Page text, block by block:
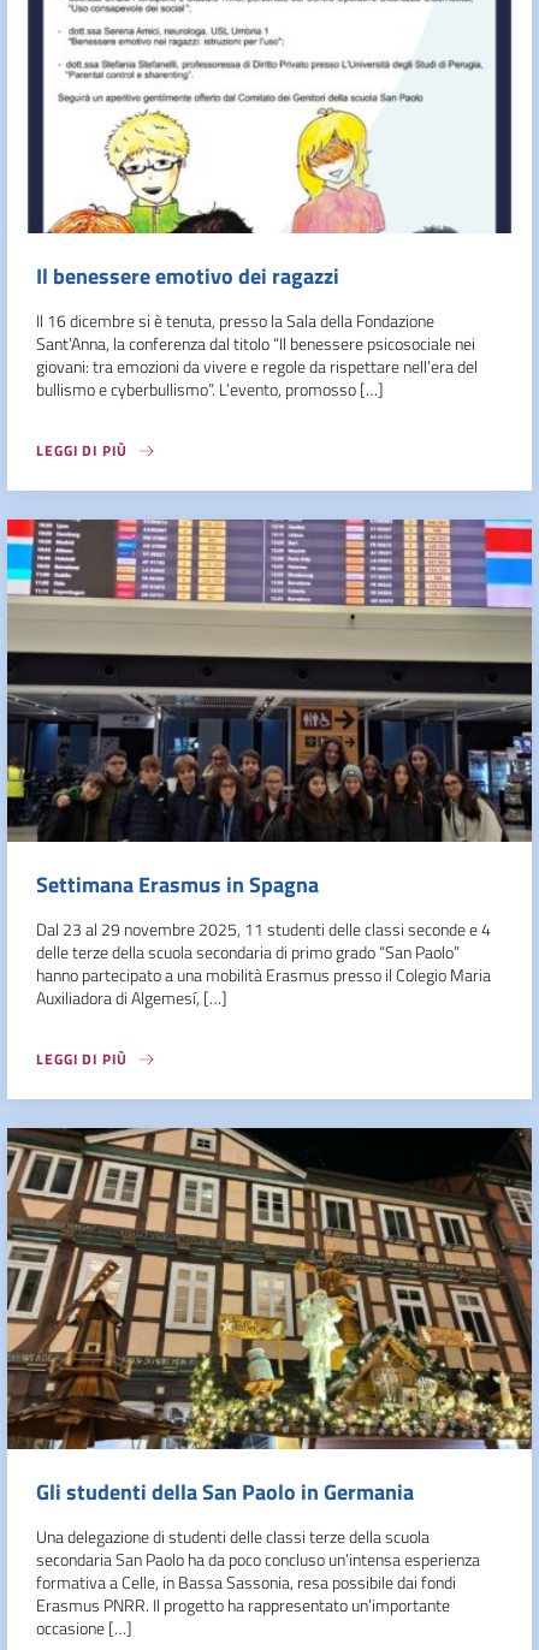
Il benessere emotivo dei ragazzi
Il 16 dicembre si è tenuta, presso la Sala della Fondazione
Sant’Anna, la conferenza dal titolo “Il benessere psicosociale nei
giovani: tra emozioni da vivere e regole da rispettare nell’era del
bullismo e cyberbullismo”. L’evento, promosso […]
LEGGI DI PIÙ
Settimana Erasmus in Spagna
Dal 23 al 29 novembre 2025, 11 studenti delle classi seconde e 4
delle terze della scuola secondaria di primo grado “San Paolo”
hanno partecipato a una mobilità Erasmus presso il Colegio Maria
Auxiliadora di Algemesí, […]
LEGGI DI PIÙ
Gli studenti della San Paolo in Germania
Una delegazione di studenti delle classi terze della scuola
secondaria San Paolo ha da poco concluso un’intensa esperienza
formativa a Celle, in Bassa Sassonia, resa possibile dai fondi
Erasmus PNRR. Il progetto ha rappresentato un’importante
occasione […]